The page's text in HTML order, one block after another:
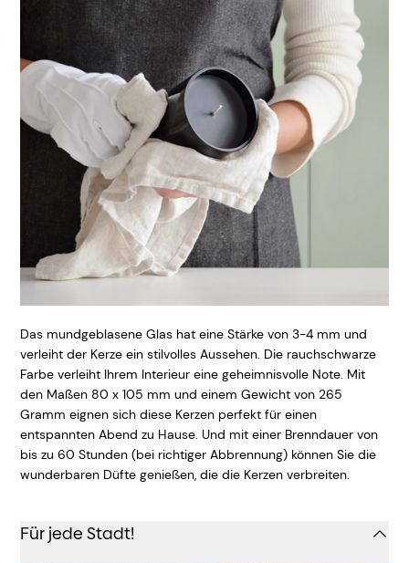
Das mundgeblasene Glas hat eine Stärke von 3-4 mm und
verleiht der Kerze ein stilvolles Aussehen. Die rauchschwarze
Farbe verleiht Ihrem Interieur eine geheimnisvolle Note. Mit
den Maßen 80 x 105 mm und einem Gewicht von 265
Gramm eignen sich diese Kerzen perfekt für einen
entspannten Abend zu Hause. Und mit einer Brenndauer von
bis zu 60 Stunden (bei richtiger Abbrennung) können Sie die
wunderbaren Düfte genießen, die die Kerzen verbreiten.
Für jede Stadt!